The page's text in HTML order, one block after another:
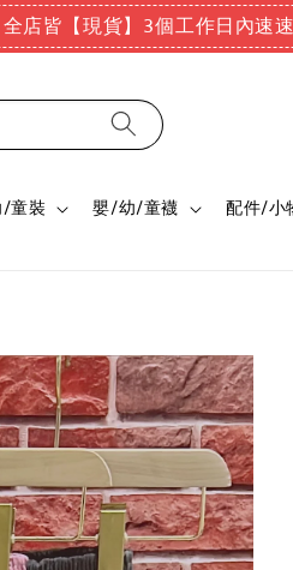
全店皆【現貨】3個工作日內速速
童裝 嬰/幼/童襪 配件/小